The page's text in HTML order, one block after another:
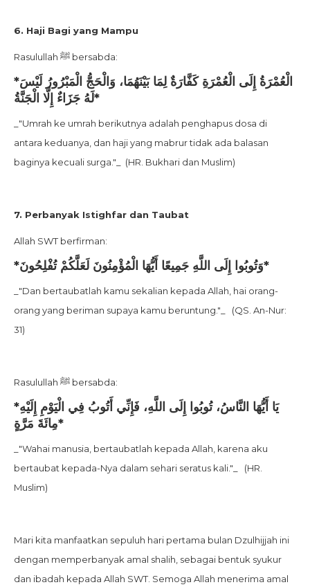
6. Haji Bagi yang Mampu
Rasulullah ﷺ bersabda:
*الْعُمْرَةُ إِلَى الْعُمْرَةِ كَفَّارَةٌ لِمَا بَيْنَهُمَا، وَالْحَجُّ الْمَبْرُورُ لَيْسَ
لَهُ جَزَاءٌ إِلَّا الْجَنَّةُ*
_"Umrah ke umrah berikutnya adalah penghapus dosa di
antara keduanya, dan haji yang mabrur tidak ada balasan
baginya kecuali surga."_ (HR. Bukhari dan Muslim)
7. Perbanyak Istighfar dan Taubat
Allah SWT berfirman:
*وَتُوبُوا إِلَى اللَّهِ جَمِيعًا أَيُّهَا الْمُؤْمِنُونَ لَعَلَّكُمْ تُفْلِحُونَ*
_"Dan bertaubatlah kamu sekalian kepada Allah, hai orang-
orang yang beriman supaya kamu beruntung."_ (QS. An-Nur:
31)
Rasulullah ﷺ bersabda:
*يَا أَيُّهَا النَّاسُ، تُوبُوا إِلَى اللَّهِ، فَإِنِّي أَتُوبُ فِي الْيَوْمِ إِلَيْهِ
مِائَةَ مَرَّةٍ*
_"Wahai manusia, bertaubatlah kepada Allah, karena aku
bertaubat kepada-Nya dalam sehari seratus kali."_ (HR.
Muslim)
Mari kita manfaatkan sepuluh hari pertama bulan Dzulhijjah ini
dengan memperbanyak amal shalih, sebagai bentuk syukur
dan ibadah kepada Allah SWT. Semoga Allah menerima amal